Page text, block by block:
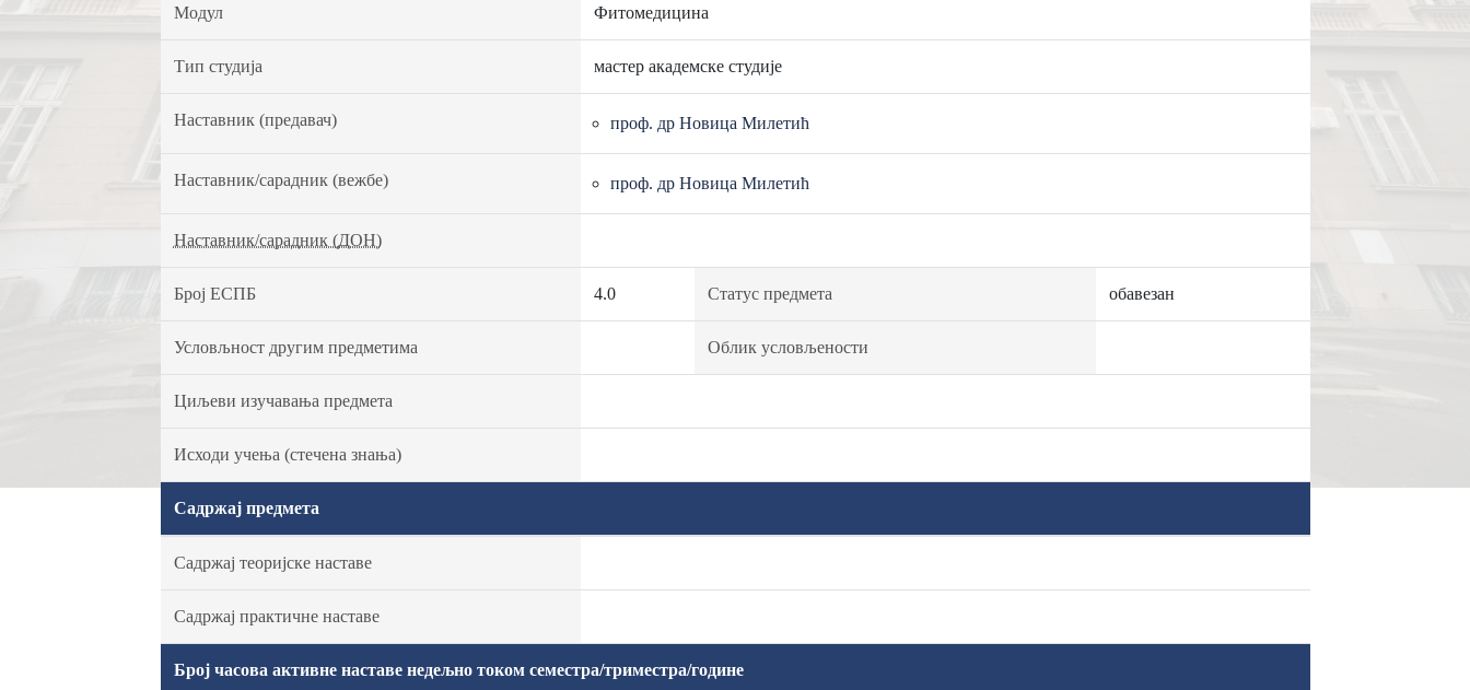
Модул Фитомедицина
Тип студија мастер академске студије
Наставник (предавач) проф. др Новица Милетић
Наставник/сарадник (вежбе) проф. др Новица Милетић
Наставник/сарадник (ДОН)
Број ЕСПБ 4.0 Статус предмета обавезан
Условљност другим предметима Облик условљености
Циљеви изучавања предмета
Исходи учења (стечена знања)
Садржај предмета
Садржај теоријске наставе
Садржај практичне наставе
Број часова активне наставе недељно током семестра/триместра/године